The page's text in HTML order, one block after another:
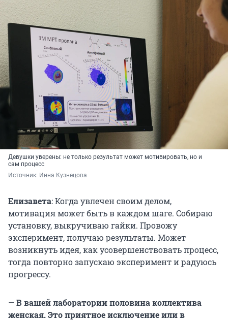
Девушки уверены: не только результат может мотивировать, но и
сам процесс
Источник: Инна Кузнецова
Елизавета: Когда увлечен своим делом,
мотивация может быть в каждом шаге. Собираю
установку, выкручиваю гайки. Провожу
эксперимент, получаю результаты. Может
возникнуть идея, как усовершенствовать процесс,
тогда повторно запускаю эксперимент и радуюсь
прогрессу.
— В вашей лаборатории половина коллектива
женская. Это приятное исключение или в